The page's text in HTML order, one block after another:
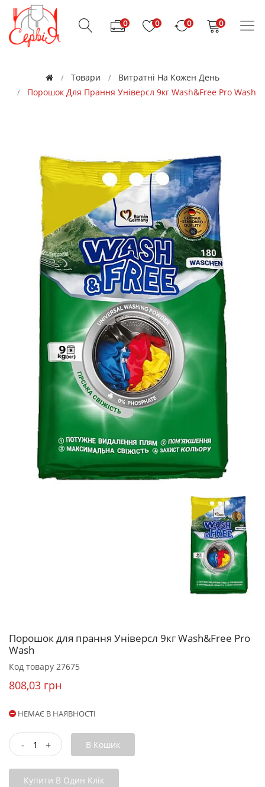
0 0 0 0
Товари
Витратні На Кожен День
Порошок Для Прання Універсл 9кг Wash&Free Pro Wash
Порошок для прання Універсл 9кг Wash&Free Pro
Wash
Код товару 27675
808,03 грн
НЕМАЄ В НАЯВНОСТІ
- + В Кошик
Купити В Один Клік